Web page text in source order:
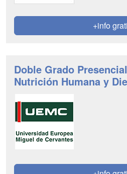
+info
Doble Grado
Nutrición Humana y